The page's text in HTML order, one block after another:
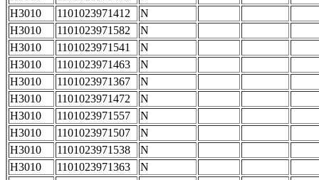
H3010
1101023971412
N
H3010
1101023971582
N
H3010
1101023971541
N
H3010
1101023971463
N
H3010
1101023971367
N
H3010
1101023971472
N
H3010
1101023971557
N
H3010
1101023971507
N
H3010
1101023971538
N
H3010
1101023971363
N